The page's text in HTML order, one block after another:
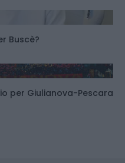
Buscè?
per Giulianova-Pescara